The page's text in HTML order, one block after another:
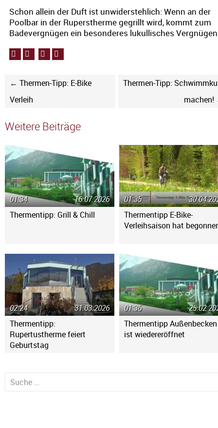
Schon allein der Duft ist unwiderstehlich: Wenn an der
Poolbar in der Ruperstherme gegrillt wird, kommt zum
Badevergnügen ein besonderes lukullisches
← Thermen-Tipp: E-Bike
Verleih
Thermen-Tipp:
Weitere Beiträge
Thermentipp: Grill & Chill
16.07.2026
01:34
Thermentipp E-Bike-
Verleihsaison hat
01:35
Thermentipp:
Rupertustherme feiert
Geburtstag
31.03.2026
02:24
Thermentipp Außenbecken
ist wiedereröffnet
01:36
Suche nach: